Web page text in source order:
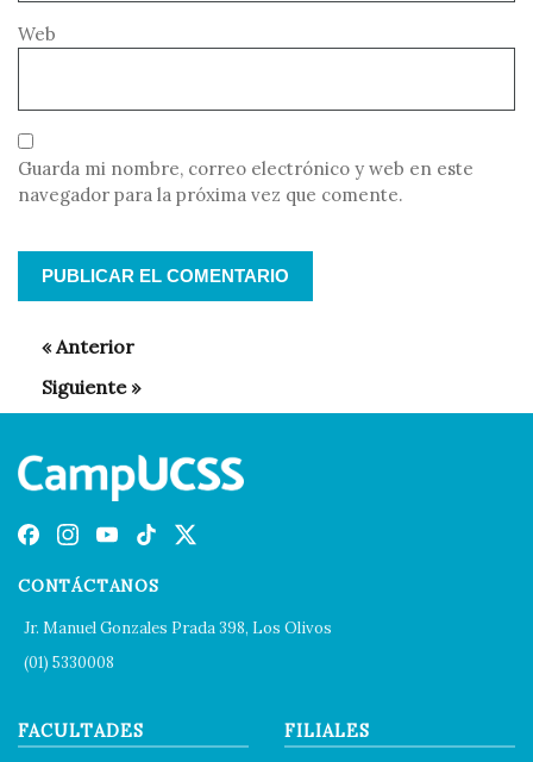
Web
Guarda mi nombre, correo electrónico y web en este
navegador para la próxima vez que comente.
CONTÁCTANOS
Jr. Manuel Gonzales Prada 398, Los Olivos
(01) 5330008
FACULTADES FILIALES